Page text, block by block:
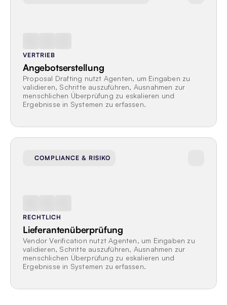
VERTRIEB
Angebotserstellung
Proposal Drafting nutzt Agenten, um Eingaben zu
validieren, Schritte auszuführen, Ausnahmen zur
menschlichen Überprüfung zu eskalieren und
Ergebnisse in Systemen zu erfassen.
COMPLIANCE & RISIKO
RECHTLICH
Lieferantenüberprüfung
Vendor Verification nutzt Agenten, um Eingaben zu
validieren, Schritte auszuführen, Ausnahmen zur
menschlichen Überprüfung zu eskalieren und
Ergebnisse in Systemen zu erfassen.